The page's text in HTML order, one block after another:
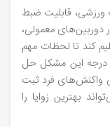
مزایای خرید دوربین‌ ۳۶۰ درجه ورزشی، قابلیت ضبط
معمولی،
کند تا لحظات مهم
را از دست ندهد، اما در دوربین ورزشی 360 درجه این مشکل حل
واکنش‌های فرد ثبت
بهترین زوایا را